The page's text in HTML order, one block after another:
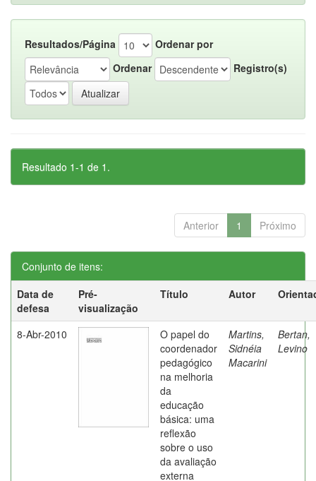
Resultados/Página
Ordenar por
Ordenar
Registro(s)
Resultado 1-1 de 1.
Anterior 1 Próximo
Conjunto de itens:
Data de
defesa
Pré-
visualização
Título Autor
8-Abr-2010
O papel do
coordenador
pedagógico
na melhoria
da
educação
básica: uma
reflexão
sobre o uso
da avaliação
externa
Martins,
Sidnéia
Macarini
Bertan,
Levino